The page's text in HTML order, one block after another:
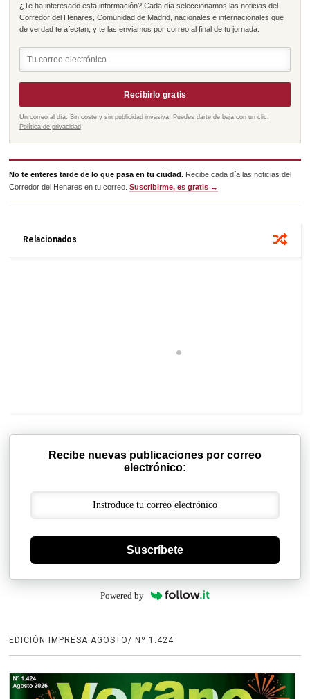
¿Te ha interesado esta información? Cada día seleccionamos las noticias del
Corredor del Henares, Comunidad de Madrid, nacionales e internacionales que
de verdad te afectan, y te las enviamos por correo al final de tu jornada.
Recibirlo gratis
Un correo al día. Sin coste y sin publicidad invasiva. Puedes darte de baja con un clic.
Política de privacidad
No te enteres tarde de lo que pasa en tu ciudad. Recibe cada día las noticias del
Corredor del Henares en tu correo.Suscribirme, es gratis →
Relacionados
Recibe nuevas publicaciones por correo
electrónico:
Suscríbete
Powered by
EDICIÓN IMPRESA AGOSTO/ Nº 1.424